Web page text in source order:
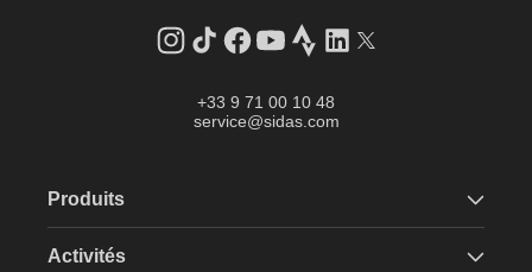
Instagram
Tik
Facebook
YouTube
StravaLinkedInTwitter
+33 9 71 00 10 48
service@sidas.com
Produits
Activités